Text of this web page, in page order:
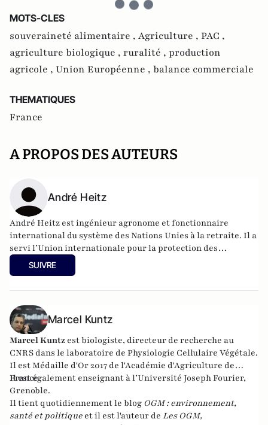
MOTS-CLES
souveraineté alimentaire , Agriculture , PAC ,
agriculture biologique , ruralité , production
agricole , Union Européenne , balance commerciale
THEMATIQUES
France
A PROPOS DES AUTEURS
André Heitz
André Heitz est ingénieur agronome et fonctionnaire
international du système des Nations Unies à la retraite. Il a
servi l’Union internationale pour la protection des
obtentions végétales (UPOV) et l’Organisation Mondiale de
la Propriété Intellectuelle (OMPI). Dans son dernier poste,
SUIVRE
Marcel Kuntz
Marcel Kuntz est biologiste, directeur de recherche au
CNRS dans le laboratoire de Physiologie Cellulaire Végétale.
Il est Médaille d'Or 2017 de l'Académie d'Agriculture de
France
Il est également enseignant à l’Université Joseph Fourier,
Grenoble.
Il tient quotidiennement le blog OGM : environnement,
santé et politique et il est l'auteur de Les OGM,